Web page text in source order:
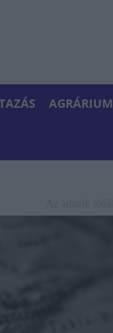
AGRÁRIUM